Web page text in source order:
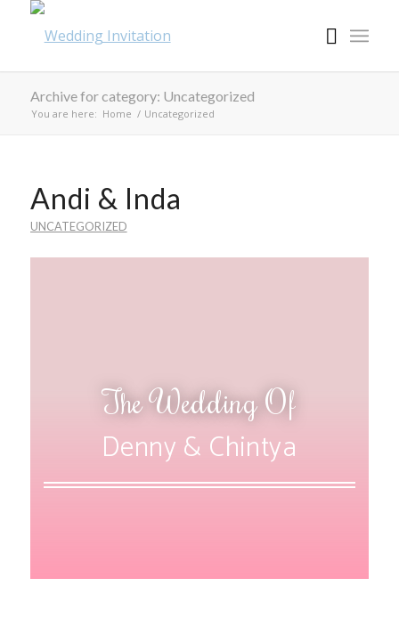
Archive for category: Uncategorized
You are here: Home / Uncategorized
Andi & Inda
UNCATEGORIZED
The Wedding Of
Denny & Chintya